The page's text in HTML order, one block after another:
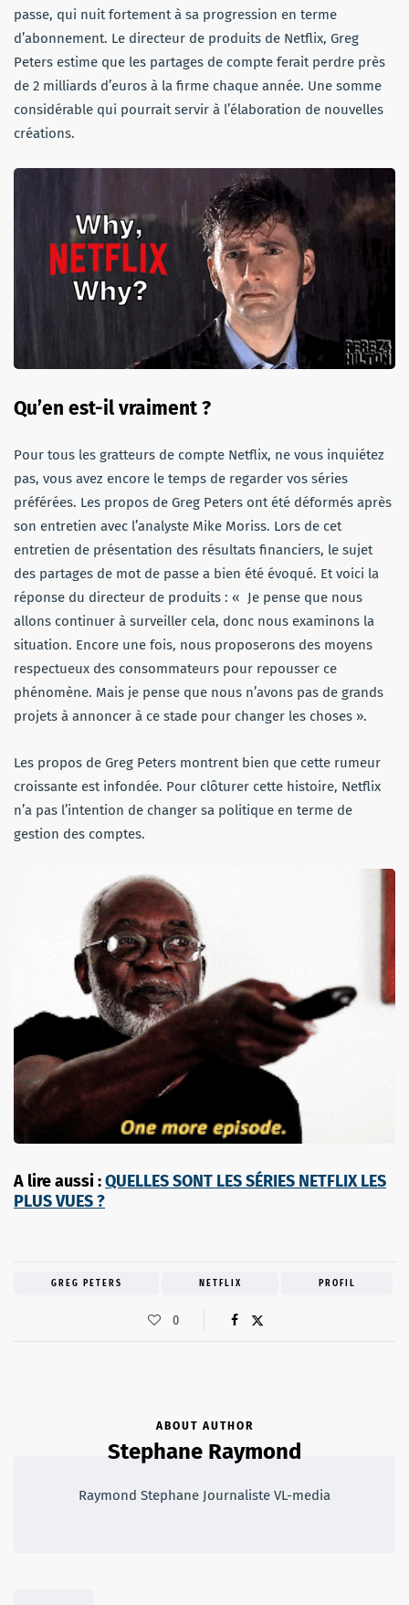
passe, qui nuit fortement à sa progression en terme
d’abonnement. Le directeur de produits de Netflix, Greg
Peters estime que les partages de compte ferait perdre près
de 2 milliards d’euros à la firme chaque année. Une somme
considérable qui pourrait servir à l’élaboration de nouvelles
créations.
Qu’en est-il vraiment ?
Pour tous les gratteurs de compte Netflix, ne vous inquiétez
pas, vous avez encore le temps de regarder vos séries
préférées. Les propos de Greg Peters ont été déformés après
son entretien avec l’analyste Mike Moriss. Lors de cet
entretien de présentation des résultats financiers, le sujet
des partages de mot de passe a bien été évoqué. Et voici la
réponse du directeur de produits : « Je pense que nous
allons continuer à surveiller cela, donc nous examinons la
situation. Encore une fois, nous proposerons des moyens
respectueux des consommateurs pour repousser ce
phénomène. Mais je pense que nous n’avons pas de grands
projets à annoncer à ce stade pour changer les choses ».
Les propos de Greg Peters montrent bien que cette rumeur
croissante est infondée. Pour clôturer cette histoire, Netflix
n’a pas l’intention de changer sa politique en terme de
gestion des comptes.
A lire aussi :QUELLES SONT LES SÉRIES NETFLIX LES
PLUS VUES ?
GREG PETERS NETFLIX PROFIL
0
ABOUT AUTHOR
Stephane Raymond
Raymond Stephane Journaliste VL-media